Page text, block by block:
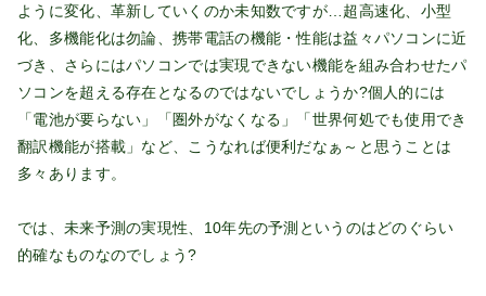
ように変化、革新していくのか未知数ですが…超高速化、小型
化、多機能化は勿論、携帯電話の機能・性能は益々パソコンに近
づき、さらにはパソコンでは実現できない機能を組み合わせたパ
ソコンを超える存在となるのではないでしょうか?個人的には
「電池が要らない」「圏外がなくなる」「世界何処でも使用でき
翻訳機能が搭載」など、こうなれば便利だなぁ～と思うことは
多々あります。
では、未来予測の実現性、10年先の予測というのはどのぐらい
的確なものなのでしょう?